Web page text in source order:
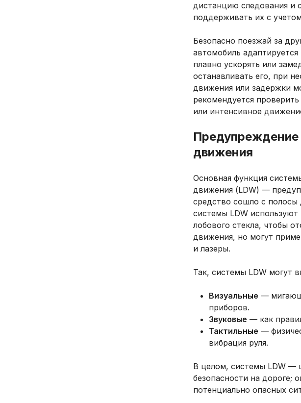
дистанцию следования и
поддерживать их с
Безопасно поезжай за
автомобиль
плавно ускорять или
останавливать его, при
движения или задержки
рекомендуется
или интенсивное
движения
Основная функция
движения (LDW) —
средство сошло с полосы
системы LDW используют
лобового стекла, чтобы
движения, но могут
и лазеры.
Так, системы LDW могут
Визуальные —
приборов.
Звуковые — как
Тактильные —
вибрация руля.
В целом, системы LDW —
безопасности на дороге;
потенциально опасных